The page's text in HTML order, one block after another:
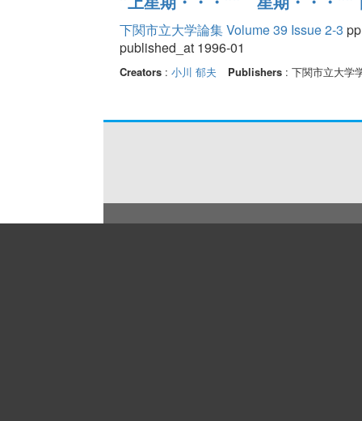
下関市立大学論集 Volume 39 Issue 2-3
published_at 1996-01
Creators: 小川 郁夫 Publishers: 下関市立大学